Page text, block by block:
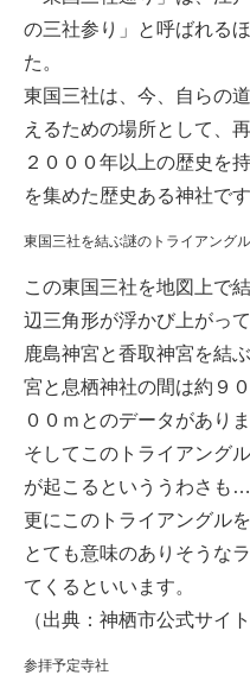
の三社参り」と呼ばれる
た。
東国三社は、今、自らの
えるための場所として、
２０００年以上の歴史を
を集めた歴史ある神社です
東国三社を結ぶ謎のトライアング
この東国三社を地図上で
辺三角形が浮かび上がって
鹿島神宮と香取神宮を結
宮と息栖神社の間は約９
００ｍとのデータがありま
そしてこのトライアング
が起こるといううわさも…
更にこのトライアングル
とても意味のありそうな
てくるといいます。
（出典：神栖市公式サイト
参拝予定寺社